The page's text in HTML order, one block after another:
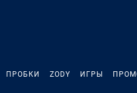
ПРОБКИ ZODY ИГРЫ